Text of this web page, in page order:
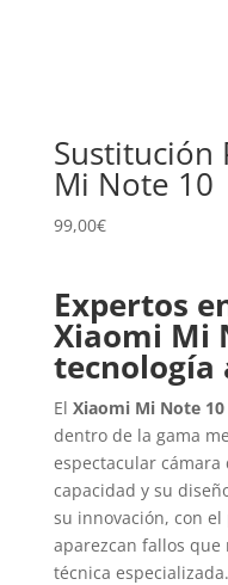
Sustitución
Mi Note 10
99,00€
Expertos
Xiaomi Mi
tecnología
El Xiaomi Mi Note 10
dentro de la gama
espectacular cámara
capacidad y su
su innovación, con
aparezcan fallos
técnica especializada.